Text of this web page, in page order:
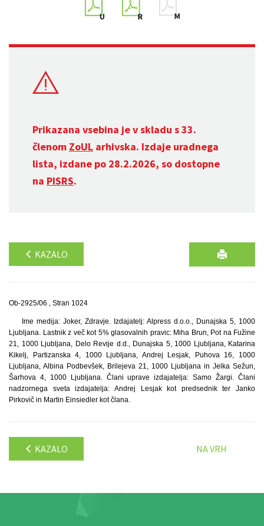
Prikazana vsebina je v skladu s 33.
členom ZoUL arhivska. Izdaje uradnega
lista, izdane po 28.2.2026, so dostopne
na PISRS.
KAZALO
Ob-2925/06 , Stran 1024
Ime medija: Joker, Zdravje. Izdajatelj: Alpress d.o.o., Dunajska 5, 1000
Ljubljana. Lastnik z več kot 5% glasovalnih pravic: Miha Brun, Pot na Fužine
21, 1000 Ljubljana, Delo Revije d.d., Dunajska 5, 1000 Ljubljana, Katarina
Kikelj, Partizanska 4, 1000 Ljubljana, Andrej Lesjak, Puhova 16, 1000
Ljubljana, Albina Podbevšek, Brilejeva 21, 1000 Ljubljana in Jelka Sežun,
Šarhova 4, 1000 Ljubljana. Člani uprave izdajatelja: Samo Žargi. Člani
nadzornega sveta izdajatelja: Andrej Lesjak kot predsednik ter Janko
Pirkovič in Martin Einsiedler kot člana.
KAZALO NA VRH